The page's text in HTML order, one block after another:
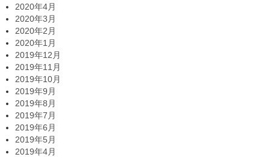
2020年4月
2020年3月
2020年2月
2020年1月
2019年12月
2019年11月
2019年10月
2019年9月
2019年8月
2019年7月
2019年6月
2019年5月
2019年4月